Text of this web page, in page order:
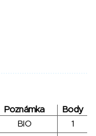
Poznámka
Body
BIO
1